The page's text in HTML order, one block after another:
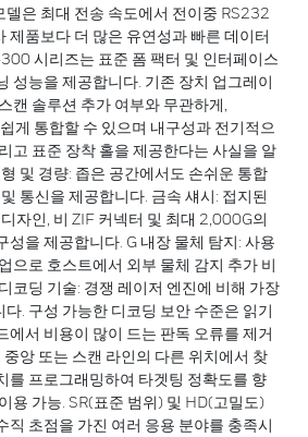
델은 최대 전송 속도에서 전이중 RS232
제품보다 더 많은 유연성과 빠른 데이터
시리즈는 표준 폼 팩터 및 인터페이스
성능을 제공합니다. 기존 장치 업그레이
캔 솔루션 추가 여부와 무관하게,
게 통합할 수 있으며 내구성과 전기적으
고 표준 장착 홀을 제공한다는 사실을 알
및 경량: 좁은 공간에서도 손쉬운 통합
통신을 제공합니다. 금속 섀시: 접지된
자인, 비 ZIF 커넥터 및 최대 2,000G의
성을 제공합니다. G 내장 물체 탐지: 사용
으로 호스트에서 외부 물체 감지 추가 비
코딩 기술: 경쟁 레이저 엔진에 비해 가장
. 구성 가능한 디코딩 보안 수준은 읽기
에서 비용이 많이 드는 판독 오류를 제거
앙 또는 스캔 라인의 다른 위치에서 찾
를 프로그래밍하여 타겟팅 정확도를 향
용 가능. SR(표준 범위) 및 HD(고밀도)
직 초점을 가진 여러 응용 분야를 충족시